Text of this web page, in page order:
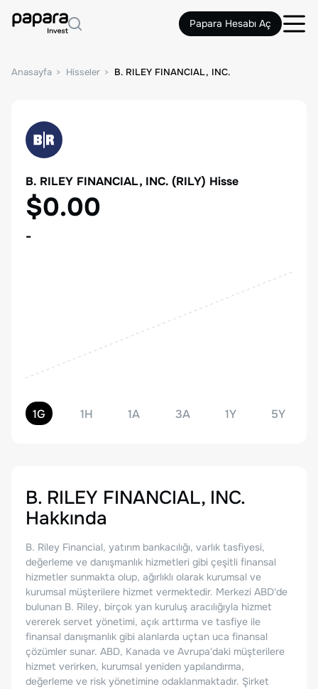
Papara Hesabı Aç
Anasayfa Hisseler B. RILEY FINANCIAL, INC.
B. RILEY FINANCIAL, INC. (RILY) Hisse
$0.00
-
1G 1H 1A 3A 1Y 5Y
B. RILEY FINANCIAL, INC.
Hakkında
B. Riley Financial, yatırım bankacılığı, varlık tasfiyesi,
değerleme ve danışmanlık hizmetleri gibi çeşitli finansal
hizmetler sunmakta olup, ağırlıklı olarak kurumsal ve
kurumsal müşterilere hizmet vermektedir. Merkezi ABD'de
bulunan B. Riley, birçok yan kuruluş aracılığıyla hizmet
vererek servet yönetimi, açık arttırma ve tasfiye ile
finansal danışmanlık gibi alanlarda uçtan uca finansal
çözümler sunar. ABD, Kanada ve Avrupa'daki müşterilere
hizmet verirken, kurumsal yeniden yapılandırma,
değerleme ve risk yönetimine odaklanmaktadır. Şirket